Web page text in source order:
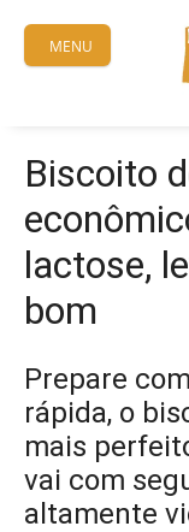
content
MENU
Biscoito
lactose,
bom
Prepare
rápida, o
mais
vai com
altamente